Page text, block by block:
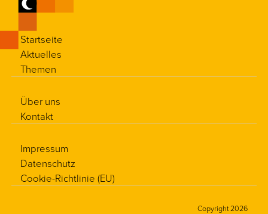
Startseite
Aktuelles
Themen
Über uns
Kontakt
Impressum
Datenschutz
Cookie-Richtlinie (EU)
Copyright 2026